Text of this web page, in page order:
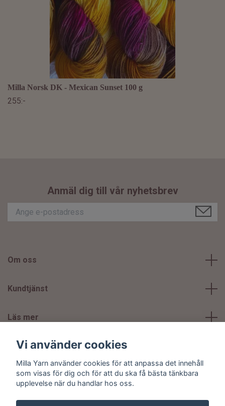
Milla Norsk DK - Mexican Sunset 100 g
255:-
Anmäl dig till vår nyhetsbrev
Om oss
Kundtjänst
Läs mer
Sociala medier
Vi använder cookies
Milla Yarn använder cookies för att anpassa det innehåll
som visas för dig och för att du ska få bästa tänkbara
upplevelse när du handlar hos oss.